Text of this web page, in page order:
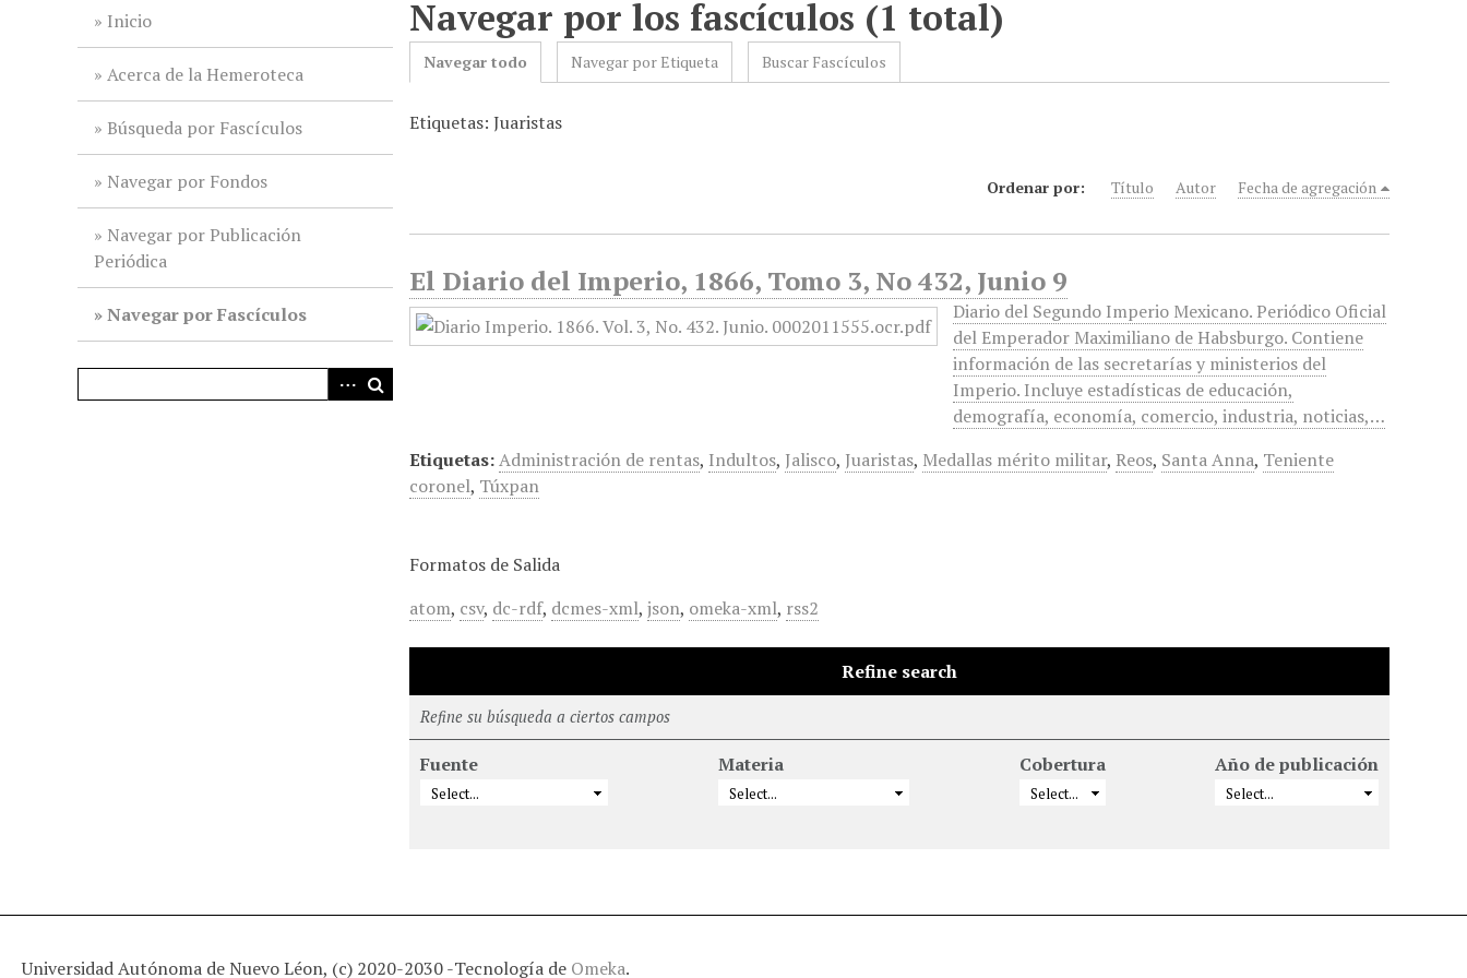
Inicio
Acerca de la Hemeroteca
Búsqueda por Fascículos
Navegar por Fondos
Navegar por Publicación
Periódica
Navegar por Fascículos
Navegar por los fascículos (1 total)
Navegar todo Navegar por Etiqueta Buscar Fascículos
Etiquetas: Juaristas
Ordenar por: Título Autor Fecha de agregación
El Diario del Imperio, 1866, Tomo 3, No 432, Junio 9
Diario del Segundo Imperio Mexicano. Periódico Oficial
del Emperador Maximiliano de Habsburgo. Contiene
información de las secretarías y ministerios del
Imperio. Incluye estadísticas de educación,
demografía, economía, comercio, industria, noticias,…
Etiquetas:Administración de rentas, Indultos, Jalisco, Juaristas, Medallas mérito militar, Reos, Santa Anna, Teniente
coronel, Túxpan
Formatos de Salida
atom, csv, dc-rdf, dcmes-xml,json, omeka-xml, rss2
Refine search
Refine su búsqueda a ciertos campos
Fuente Materia Cobertura Año de publicación
Universidad Autónoma de Nuevo Léon, (c) 2020-2030 -Tecnología de Omeka.